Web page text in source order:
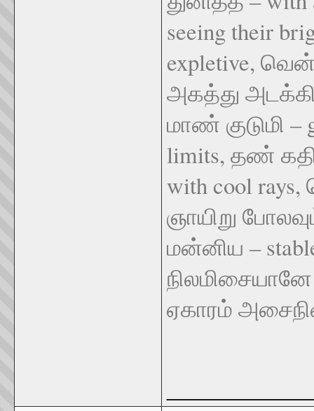
seeing their
expletive,
அகத்து
மாண் குடுமி –
limits, தண்
with cool rays,
ஞாயிறு
மன்னிய –
நிலமிசையானே
ஏகாரம்